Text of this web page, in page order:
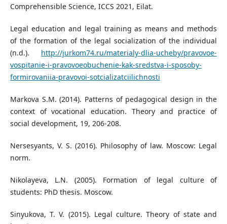
Comprehensible Science, ICCS 2021, Eilat.
Legal education and legal training as means and methods
of the formation of the legal socialization of the individual
(n.d.). http://jurkom74.ru/materialy-dlia-ucheby/pravovoe-
vospitanie-i-pravovoeobuchenie-kak-sredstva-i-sposoby-
formirovaniia-pravovoi-sotcializatciilichnosti
Markova S.M. (2014). Patterns of pedagogical design in the
context of vocational education. Theory and practice of
social development, 19, 206-208.
Nersesyants, V. S. (2016). Philosophy of law. Moscow: Legal
norm.
Nikolayeva, L.N. (2005). Formation of legal culture of
students: PhD thesis. Moscow.
Sinyukova, T. V. (2015). Legal culture. Theory of state and